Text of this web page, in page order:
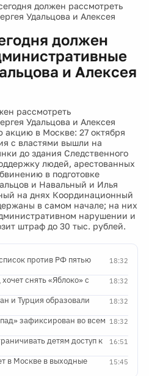
должен рассмотреть
Удальцова и Алексея
должен
и Алексея
рассмотреть
Удальцова и Алексея
акцию в Москве: 27 октября
с властями вышли на
до здания Следственного
людей, арестованных
в подготовке
и Навальный и Илья
на днях Координационный
в самом начале; на них
нарушении и
штраф до 30 тыс. рублей.
18:32
против РФ пятью
18:32
снять «Яблоко» с
18:32
и Турция образовали
18:32
зафиксирован во всем
16:51
детям доступ к
15:45
в Москве в выходные